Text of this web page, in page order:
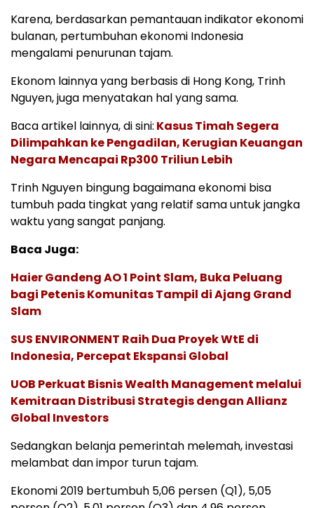
Karena, berdasarkan pemantauan indikator ekonomi
bulanan, pertumbuhan ekonomi Indonesia
mengalami penurunan tajam.
Ekonom lainnya yang berbasis di Hong Kong, Trinh
Nguyen, juga menyatakan hal yang sama.
Baca artikel lainnya, di sini: Kasus Timah Segera
Dilimpahkan ke Pengadilan, Kerugian Keuangan
Negara Mencapai Rp300 Triliun Lebih
Trinh Nguyen bingung bagaimana ekonomi bisa
tumbuh pada tingkat yang relatif sama untuk jangka
waktu yang sangat panjang.
Baca Juga:
Haier Gandeng AO 1 Point Slam, Buka Peluang
bagi Petenis Komunitas Tampil di Ajang Grand
Slam
SUS ENVIRONMENT Raih Dua Proyek WtE di
Indonesia, Percepat Ekspansi Global
UOB Perkuat Bisnis Wealth Management melalui
Kemitraan Distribusi Strategis dengan Allianz
Global Investors
Sedangkan belanja pemerintah melemah, investasi
melambat dan impor turun tajam.
Ekonomi 2019 bertumbuh 5,06 persen (Q1), 5,05